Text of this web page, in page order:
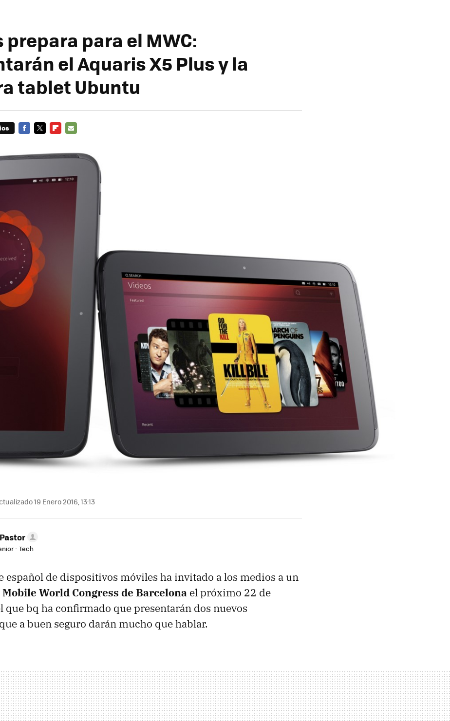
prepara para el MWC:
el Aquaris X5 Plus y la
tablet Ubuntu
MAIL
19 Enero 2016, 13:13
- Tech
español de dispositivos móviles ha invitado a los medios a un
Mobile World Congress de Barcelona el próximo 22 de
que bq ha confirmado que presentarán dos nuevos
a buen seguro darán mucho que hablar.